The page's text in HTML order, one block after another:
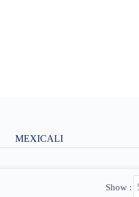
MEXICALI
Show :